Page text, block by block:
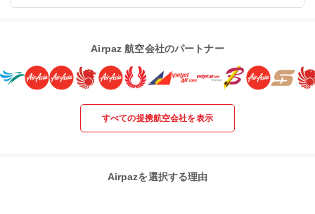
Airpaz 航空会社のパートナー
すべての提携航空会社を表示
Airpazを選択する理由